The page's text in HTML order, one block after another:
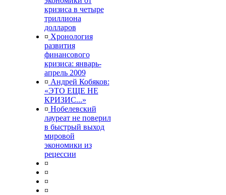
кризиса в четыре
триллиона
долларов
¤ Хронология
развития
финансового
кризиса: январь-
апрель 2009
¤ Андрей Кобяков:
«ЭТО ЕЩЕ НЕ
КРИЗИС...»
¤ Нобелевский
лауреат не поверил
в быстрый выход
мировой
экономики из
рецессии
¤
¤
¤
¤